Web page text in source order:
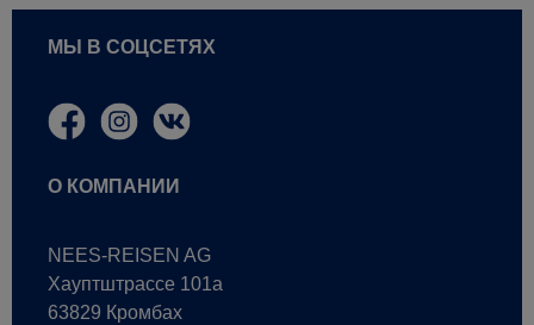
МЫ В СОЦСЕТЯХ
О КОМПАНИИ
NEES-REISEN AG
Хауптштрассе 101a
63829 Кромбах